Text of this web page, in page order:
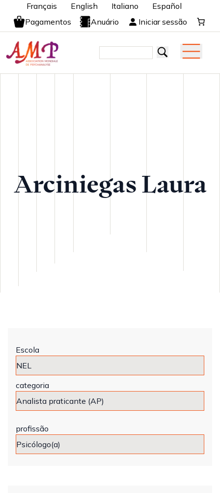
Français English Italiano
Español
Pagamentos
Anuário Iniciar sessão
Arciniegas Laura
Escola
categoria
profissão